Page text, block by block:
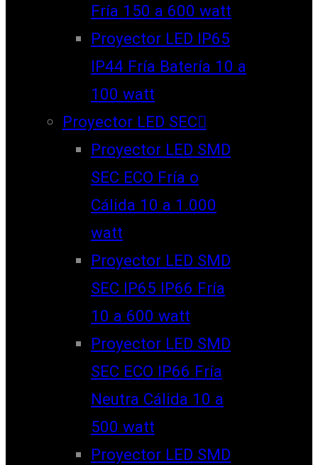
Fría 150 a 600 watt
Proyector LED IP65
IP44 Fría Batería 10 a
100 watt
Proyector LED SEC
Proyector LED SMD
SEC ECO Fría o
Cálida 10 a 1.000
watt
Proyector LED SMD
SEC IP65 IP66 Fría
10 a 600 watt
Proyector LED SMD
SEC ECO IP66 Fría
Neutra Cálida 10 a
500 watt
Proyector LED SMD